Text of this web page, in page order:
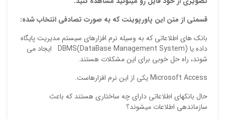
قسمتی از متن این پاورپوینت که به صورت تصادفی انتخاب شده:
بانك هاي اطلاعاتي كه به وسيله نرم افزارهاي سيستم مديريت پايگاه
داده يا (DataBase Management System)DBMS ايجاد مي
شوند، راه حل خوبي براي اين مشكلات هستند.
Microsoft Access يكي از اين نرم افزارهاست.
حال بانكهاي اطلاعاتي داراي چه ساختاري هستند كه باعث
سازماندهي اطلاعات ميشوند؟